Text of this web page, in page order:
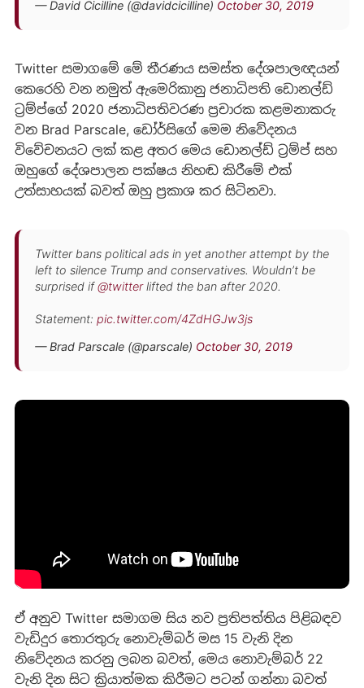
— David Cicilline (@davidcicilline) October 30, 2019
Twitter සමාගමේ මේ තීරණය සමස්ත දේශපාලඥයන්
කෙරෙහි වන නමුත් ඇමෙරිකානු ජනාධිපති ඩොනල්ඩ්
ට්‍රම්ප්ගේ 2020 ජනාධිපතිවරණ ප්‍රචාරක කළමනාකරු
වන Brad Parscale, ඩෝර්සිගේ මෙම නිවේදනය
විවේචනයට ලක් කළ අතර මෙය ඩොනල්ඩ් ට්‍රම්ප් සහ
ඔහුගේ දේශපාලන පක්ෂය නිහඬ කිරීමේ එක්
උත්සාහයක් බවත් ඔහු ප්‍රකාශ කර සිටිනවා.
Twitter bans political ads in yet another attempt by the
left to silence Trump and conservatives. Wouldn’t be
surprised if@twitterlifted the ban after 2020.
Statement: pic.twitter.com/4ZdHGJw3js
— Brad Parscale (@parscale) October 30, 2019
ඒ අනුව Twitter සමාගම සිය නව ප්‍රතිපත්තිය පිළිබඳව
වැඩිදුර තොරතුරු නොවැම්බර් මස 15 වැනි දින
නිවේදනය කරනු ලබන බවත්, මෙය නොවැම්බර් 22
වැනි දින සිට ක්‍රියාත්මක කිරීමට පටන් ගන්නා බවත්